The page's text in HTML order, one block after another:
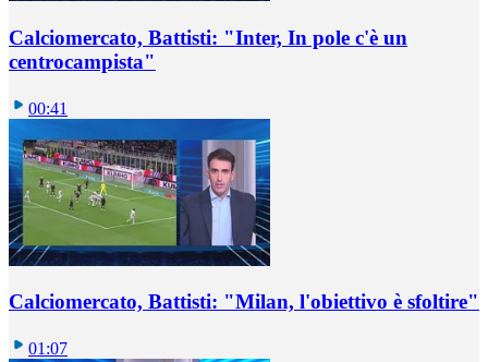
Calciomercato, Battisti: "Inter, In pole c'è un
centrocampista"
00:41
Calciomercato, Battisti: "Milan, l'obiettivo è sfoltire"
01:07